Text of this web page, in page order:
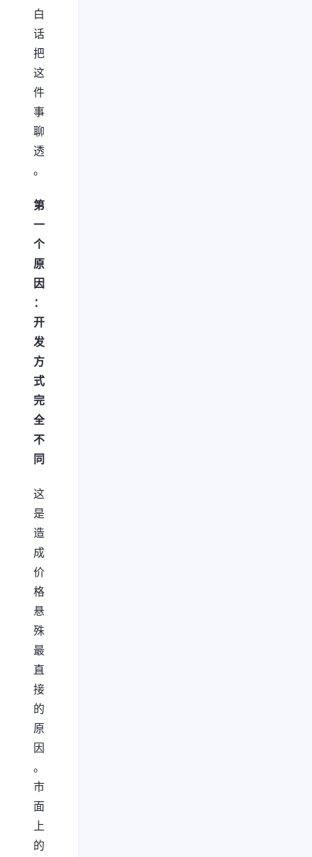
白
话
把
这
件
事
聊
透
。
第
一
个
原
因
：
开
发
方
式
完
全
不
同
这
是
造
成
价
格
悬
殊
最
直
接
的
原
因
。
市
面
上
的